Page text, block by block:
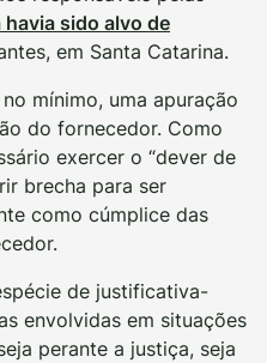
havia sido alvo de
em Santa Catarina.
mínimo, uma apuração
do fornecedor. Como
exercer o “dever de
brecha para ser
como cúmplice das
de justificativa-
envolvidas em situações
perante a justiça, seja